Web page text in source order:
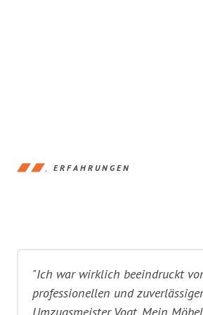
ERFAHRUNGEN
"Ich war wirklich beeindruckt
professionellen und
Umzugsmeister Vogt. Mein